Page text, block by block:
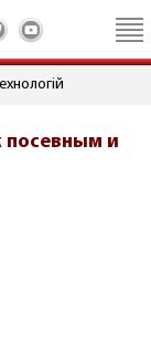
посевным и